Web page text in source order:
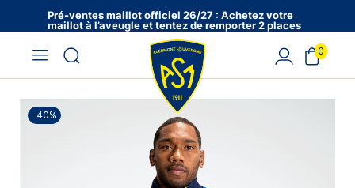
Pré-ventes maillot officiel 26/27 : Achetez votre
maillot à l’aveugle et tentez de remporter 2 places
en VIP !
-40%
0